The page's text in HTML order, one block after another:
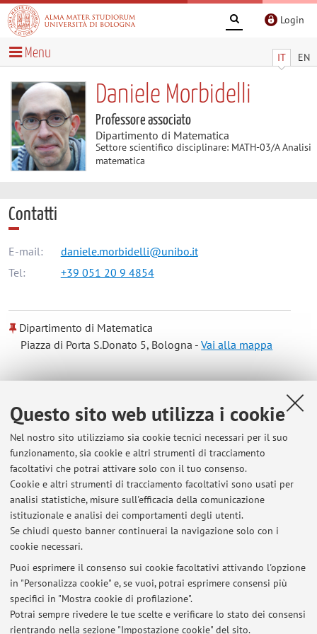
Questo sito web utilizza i cookie
Nel nostro sito utilizziamo sia cookie tecnici necessari per il suo
funzionamento, sia cookie e altri strumenti di tracciamento
facoltativi che potrai attivare solo con il tuo consenso.
Cookie e altri strumenti di tracciamento facoltativi sono usati per
analisi statistiche, misure sull'efficacia della comunicazione
istituzionale e analisi dei comportamenti degli utenti.
Se chiudi questo banner continuerai la navigazione solo con i
cookie necessari.
Puoi esprimere il consenso sui cookie facoltativi attivando l'opzione
in "Personalizza cookie" e, se vuoi, potrai esprimere consensi più
specifici in "Mostra cookie di profilazione".
Potrai sempre rivedere le tue scelte e verificare lo stato dei consensi
rientrando nella sezione "Impostazione cookie" del sito.
Login
IT EN
Menu
Daniele Morbidelli
Professore associato
Dipartimento di Matematica
Settore scientifico disciplinare: MATH-03/A Analisi
matematica
Contatti
E-mail:
daniele.morbidelli@unibo.it
Tel:
+39 051 20 9 4854
Dipartimento di Matematica
Piazza di Porta S.Donato 5, Bologna -Vai alla mappa
Orario di ricevimento
Venerdi' ore 9/11. Si consiglia di contattare il docente per
conferma via e-mail
Ultimi avvisi
Al momento non sono presenti avvisi.